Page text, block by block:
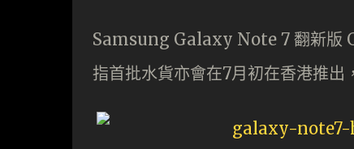
Samsung Galaxy Note 7 翻新版
指首批水貨亦會在7月初在香港推